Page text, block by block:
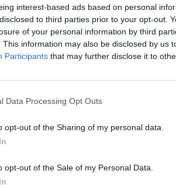
interest-based ads based on personal
to third parties prior to your opt-out.
of your personal information by third
This information may also be disclosed by us
Participants that may further disclose it to
Data Processing Opt Outs
opt-out of the Sharing of my personal data.
opt-out of the Sale of my Personal Data.
importante